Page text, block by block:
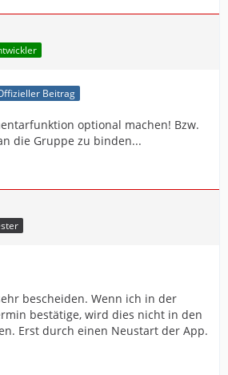
Beitrag
optional machen! Bzw.
die Gruppe zu binden...
bescheiden. Wenn ich in der
bestätige, wird dies nicht in den
Erst durch einen Neustart der App.